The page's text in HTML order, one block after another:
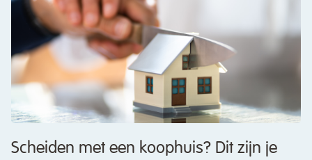
Scheiden met een koophuis? Dit zijn je